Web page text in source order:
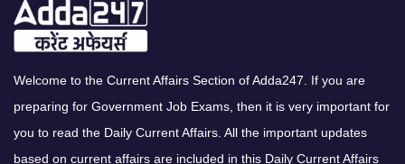
Welcome to the Current Affairs Section of Adda247. If you are
preparing for Government Job Exams, then it is very important for
you to read the Daily Current Affairs. All the important updates
based on current affairs are included in this Daily Current Affairs